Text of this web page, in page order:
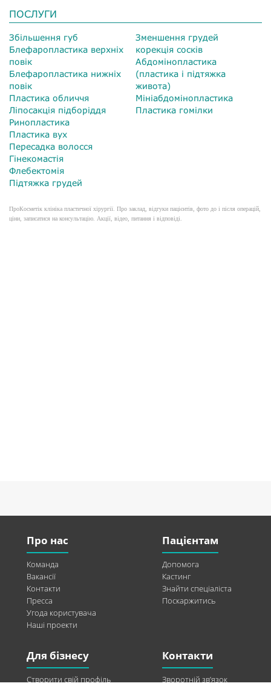
ПОСЛУГИ
Збільшення губ
Блефаропластика верхніх
повік
Блефаропластика нижніх
повік
Пластика обличчя
Ліпосакція підборіддя
Ринопластика
Пластика вух
Пересадка волосся
Гінекомастія
Флебектомія
Підтяжка грудей
Зменшення грудей
корекція сосків
Абдомінопластика
(пластика і підтяжка
живота)
Мініабдомінопластика
Пластика гомілки
ПроКосметік клініка пластичної хірургії. Про заклад, відгуки пацієнтів, фото до і після операцій,
ціни, записатися на консультацію. Акції, відео, питання і відповіді.
Про нас
Команда
Вакансії
Контакти
Пресса
Угода користувача
Наші проекти
Пацієнтам
Допомога
Кастинг
Знайти спеціаліста
Поскаржитись
Для бізнесу
Створити свій профіль
Контакти
Зворотній зв’язок